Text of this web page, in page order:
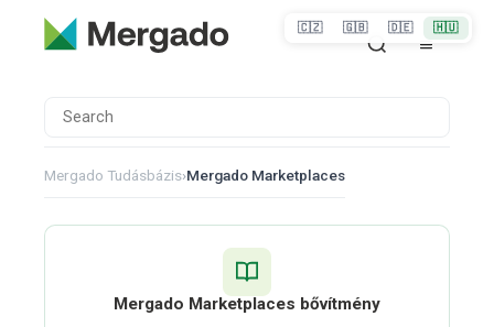
Mergado Tudásbázis›Mergado Marketplaces
Mergado Marketplaces bővítmény
🇨🇿 🇬🇧 🇩🇪 🇭🇺